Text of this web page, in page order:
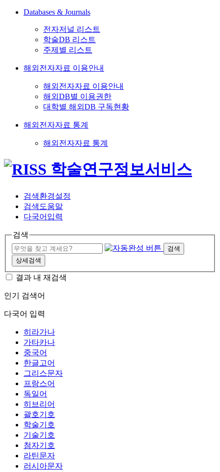
Databases & Journals
전자저널 리스트
학술DB 리스트
주제별 리스트
해외전자자료 이용안내
해외전자자료 이용안내
해외DB별 이용권한
대학별 해외DB 구독현황
해외전자자료 통계
해외전자자료 통계
검색환경설정
검색도움말
다국어입력
검색
검색
상세검색
결과 내 재검색
인기 검색어
다국어 입력
히라가나
가타카나
중국어
한글고어
그리스문자
프랑스어
독일어
히브리어
괄호기호
학술기호
기술기호
첨자기호
라틴문자
러시아문자